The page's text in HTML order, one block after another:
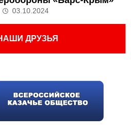
03.10.2024
ДРУЗЬЯ